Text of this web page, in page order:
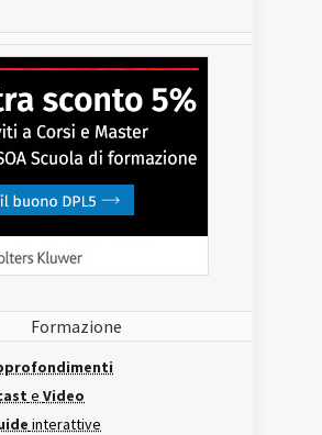
Formazione
e Video
interattive